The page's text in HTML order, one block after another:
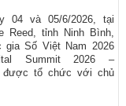
04 và 05/6/2026, tại
Reed, tỉnh Ninh Bình,
gia Số Việt Nam 2026
Summit 2026 –
được tổ chức với chủ